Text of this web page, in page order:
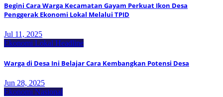
Begini Cara Warga Kecamatan Gayam Perkuat Ikon Desa
Penggerak Ekonomi Lokal Melalui TPID
Jul 11, 2025
Ekonomi Lokal Headline
Warga di Desa Ini Belajar Cara Kembangkan Potensi Desa
Jun 28, 2025
Ekonomi Nasional